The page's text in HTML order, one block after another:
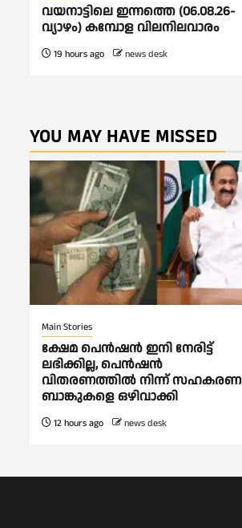
വയനാട്ടിലെ ഇന്നത്തെ (06.08.26-
വ്യാഴം) കമ്പോള വിലനിലവാരം
19 hours ago news desk
YOU MAY HAVE MISSED
Main Stories
ക്ഷേമ പെൻഷൻ ഇനി നേരിട്ട്
ലഭിക്കില്ല, പെൻഷൻ
വിതരണത്തില്‍ നിന്ന് സഹകരണ
ബാങ്കുകളെ ഒഴിവാക്കി
12 hours ago news desk